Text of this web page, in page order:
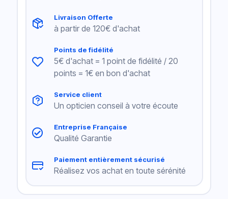
Livraison Offerte
à partir de 120€ d'achat
Points de fidélité
5€ d'achat = 1 point de fidélité / 20
points = 1€ en bon d'achat
Service client
Un opticien conseil à votre écoute
Entreprise Française
Qualité Garantie
Paiement entièrement sécurisé
Réalisez vos achat en toute sérénité